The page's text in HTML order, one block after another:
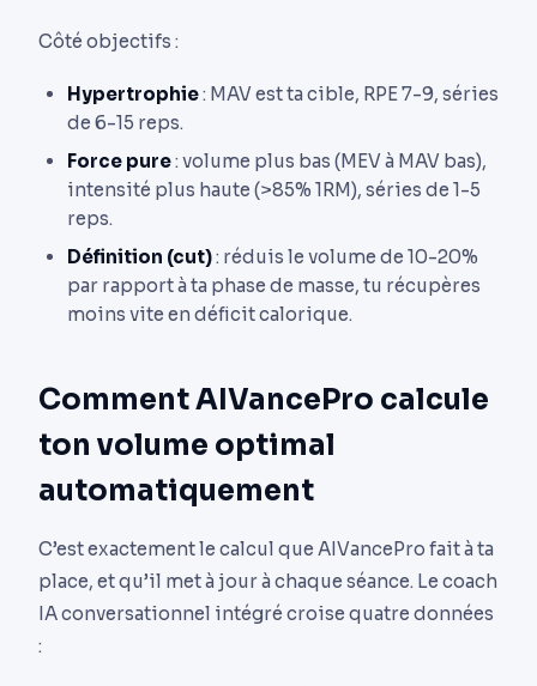
Côté objectifs :
Hypertrophie: MAV est ta cible, RPE 7-9, séries
de 6-15 reps.
Force pure: volume plus bas (MEV à MAV bas),
intensité plus haute (>85% 1RM), séries de 1-5
reps.
Définition (cut): réduis le volume de 10-20%
par rapport à ta phase de masse, tu récupères
moins vite en déficit calorique.
Comment AIVancePro calcule
ton volume optimal
automatiquement
C’est exactement le calcul que AIVancePro fait à ta
place, et qu’il met à jour à chaque séance. Le coach
IA conversationnel intégré croise quatre données
: